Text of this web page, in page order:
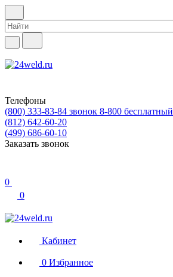
Телефоны
(800) 333-83-84 звонок 8-800 бесплатный
(812) 642-60-20
(499) 686-60-10
Заказать звонок
0
0
Кабинет
0 Избранное